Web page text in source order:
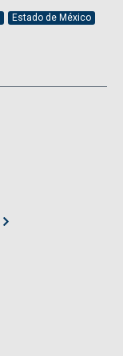
Estado de México